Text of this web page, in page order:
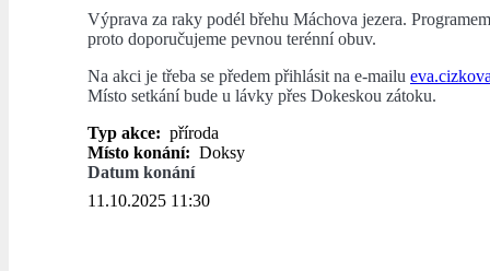
Výprava za raky podél břehu Máchova jezera.
proto doporučujeme pevnou terénní obuv.
Na akci je třeba se předem přihlásit na e-mailu
Místo setkání bude u lávky přes Dokeskou zátoku.
Typ akce: příroda
Místo konání: Doksy
Datum konání
11.10.2025 11:30